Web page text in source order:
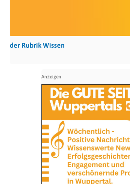
der Rubrik Wissen